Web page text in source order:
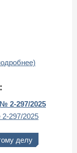
2-297/2025
297/2025
делу